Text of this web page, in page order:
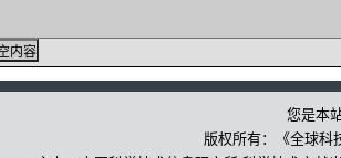
您是本
版权所有：《全球科